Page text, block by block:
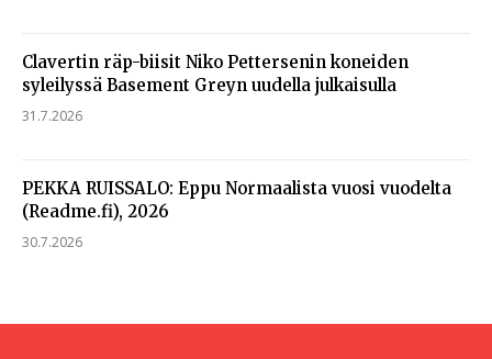
Clavertin räp-biisit Niko Pettersenin koneiden
syleilyssä Basement Greyn uudella julkaisulla
31.7.2026
PEKKA RUISSALO: Eppu Normaalista vuosi vuodelta
(Readme.fi), 2026
30.7.2026